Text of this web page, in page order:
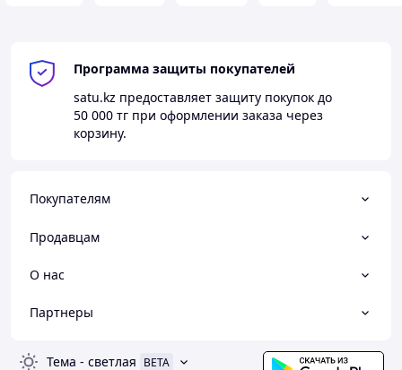
Программа защиты покупателей
satu.kz предоставляет защиту покупок до
50 000 тг при оформлении заказа через
корзину.
Покупателям
Продавцам
О нас
Партнеры
Тема - светлая BETA